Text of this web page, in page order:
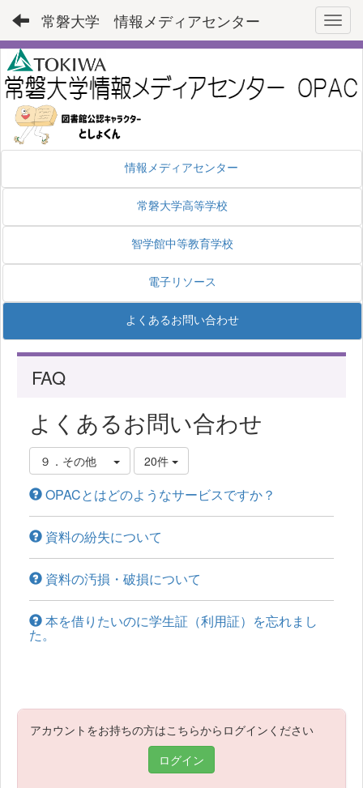
常磐大学 情報メディアセンター
情報メディアセンター
常磐大学高等学校
智学館中等教育学校
電子リソース
よくあるお問い合わせ
FAQ
よくあるお問い合わせ
９．その他 20件
OPACとはどのようなサービスですか？
資料の紛失について
資料の汚損・破損について
本を借りたいのに学生証（利用証）を忘れまし
た。
アカウントをお持ちの方はこちらからログインください
ログイン